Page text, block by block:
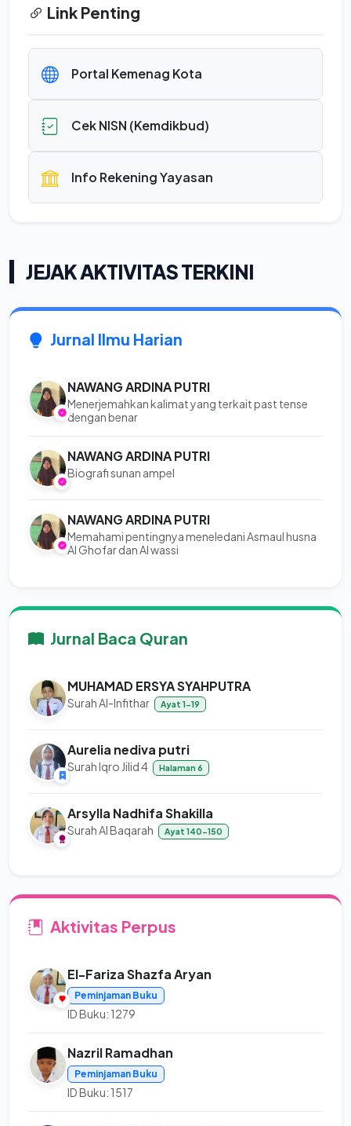
Link Penting
Portal Kemenag Kota
Cek NISN (Kemdikbud)
Info Rekening Yayasan
JEJAK AKTIVITAS TERKINI
Jurnal Ilmu Harian
NAWANG ARDINA PUTRI
Menerjemahkan kalimat yang terkait past tense
dengan benar
NAWANG ARDINA PUTRI
Biografi sunan ampel
NAWANG ARDINA PUTRI
Memahami pentingnya meneledani Asmaul husna
Al Ghofar dan Al wassi
Jurnal Baca Quran
MUHAMAD ERSYA SYAHPUTRA
Surah Al-Infithar Ayat 1-19
Aurelia nediva putri
Surah Iqro Jilid 4 Halaman 6
Arsylla Nadhifa Shakilla
Surah Al Baqarah Ayat 140-150
Aktivitas Perpus
El-Fariza Shazfa Aryan
Peminjaman Buku
ID Buku: 1279
Nazril Ramadhan
Peminjaman Buku
ID Buku: 1517